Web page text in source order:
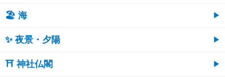
🏖 海
✨ 夜景・夕陽
⛩ 神社仏閣